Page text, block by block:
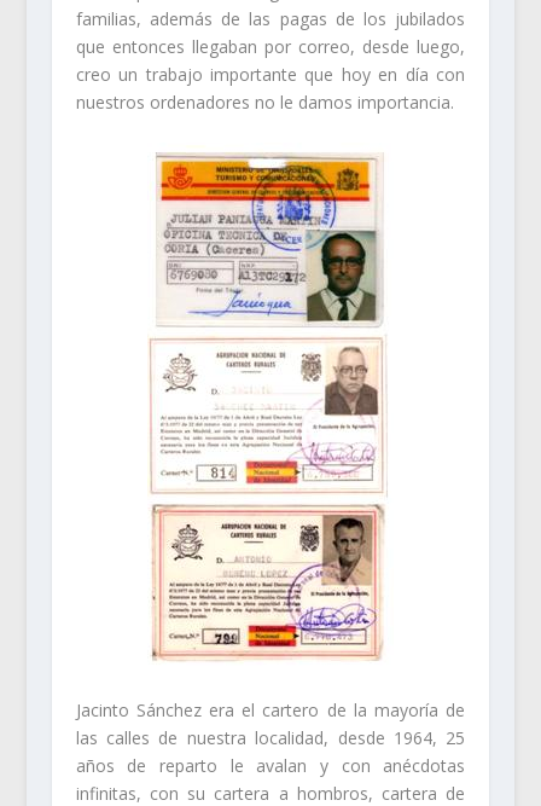
familias, además de las pagas de los jubilados
que entonces llegaban por correo, desde luego,
creo un trabajo importante que hoy en día con
nuestros ordenadores no le damos importancia.
Jacinto Sánchez era el cartero de la mayoría de
las calles de nuestra localidad, desde 1964, 25
años de reparto le avalan y con anécdotas
infinitas, con su cartera a hombros, cartera de